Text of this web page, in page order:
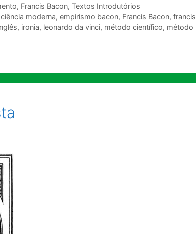
, Francis Bacon, Textos Introdutórios
ciência moderna, empirismo bacon, Francis Bacon, francis
, ironia, leonardo da vinci, método científico, método